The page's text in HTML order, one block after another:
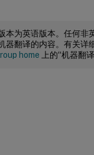
本为英语版本。任何非
器翻译的内容。有关详
home 上的“机器翻